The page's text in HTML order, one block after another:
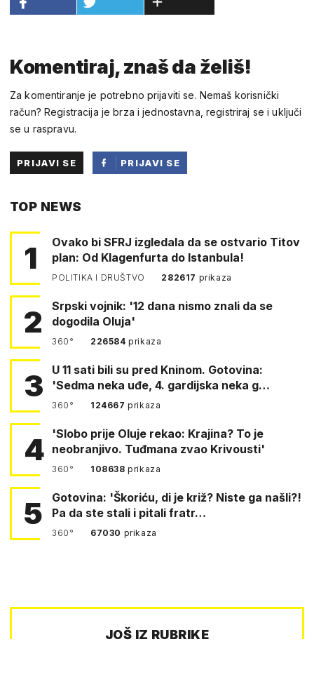
Komentiraj, znaš da želiš!
Za komentiranje je potrebno prijaviti se. Nemaš korisnički
račun? Registracija je brza i jednostavna, registriraj se i uključi
se u raspravu.
PRIJAVI SE
PRIJAVI SE
TOP NEWS
1
Ovako bi SFRJ izgledala da se ostvario Titov
plan: Od Klagenfurta do Istanbula!
POLITIKA I DRUŠTVO 282617 prikaza
2
Srpski vojnik: '12 dana nismo znali da se
dogodila Oluja'
360° 226584prikaza
3
U 11 sati bili su pred Kninom. Gotovina:
'Sedma neka uđe, 4. gardijska neka g…
360° 124667prikaza
4
'Slobo prije Oluje rekao: Krajina? To je
neobranjivo. Tuđmana zvao Krivousti'
360° 108638prikaza
5
Gotovina: 'Škoriću, di je križ? Niste ga našli?!
Pa da ste stali i pitali fratr…
360° 67030 prikaza
JOŠ IZ RUBRIKE